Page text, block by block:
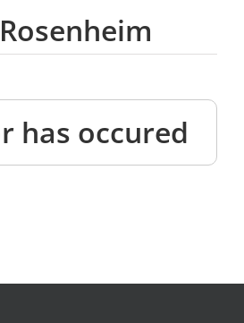
has occured